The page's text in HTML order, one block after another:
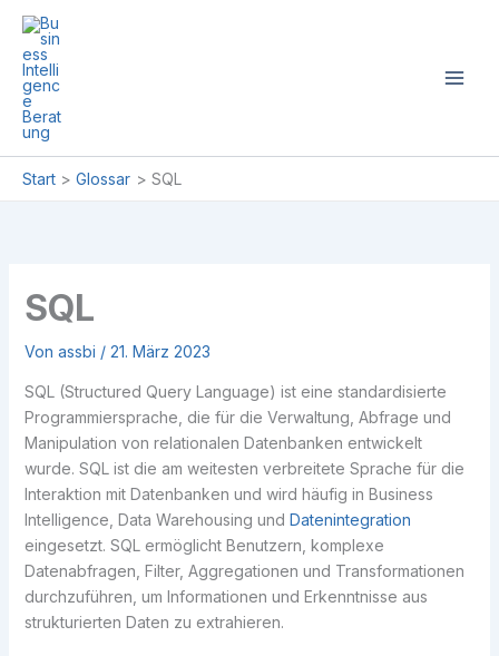
Zum
Inhalt
springen
Start Glossar SQL
SQL
Von assbi / 21. März 2023
SQL (Structured Query Language) ist eine standardisierte
Programmiersprache, die für die Verwaltung, Abfrage und
Manipulation von relationalen Datenbanken entwickelt
wurde. SQL ist die am weitesten verbreitete Sprache für die
Interaktion mit Datenbanken und wird häufig in Business
Intelligence, Data Warehousing und Datenintegration
eingesetzt. SQL ermöglicht Benutzern, komplexe
Datenabfragen, Filter, Aggregationen und Transformationen
durchzuführen, um Informationen und Erkenntnisse aus
strukturierten Daten zu extrahieren.